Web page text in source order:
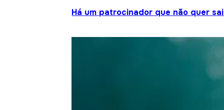
Há um patrocinador que não quer